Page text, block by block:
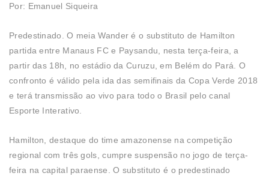
Por: Emanuel Siqueira
Predestinado. O meia Wander é o substituto de Hamilton
partida entre Manaus FC e Paysandu, nesta terça-feira, a
partir das 18h, no estádio da Curuzu, em Belém do Pará. O
confronto é válido pela ida das semifinais da Copa Verde 2018
e terá transmissão ao vivo para todo o Brasil pelo canal
Esporte Interativo.
Hamilton, destaque do time amazonense na competição
regional com três gols, cumpre suspensão no jogo de terça-
feira na capital paraense. O substituto é o predestinado